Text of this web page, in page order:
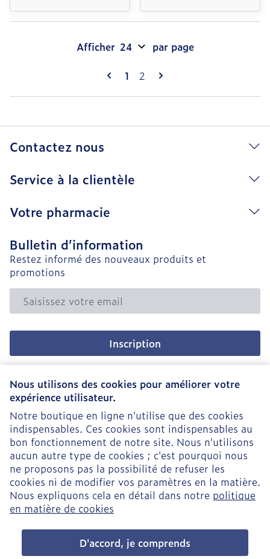
Nous utilisons des cookies pour améliorer votre
expérience utilisateur.
Notre boutique en ligne n'utilise que des cookies
indispensables. Ces cookies sont indispensables au
bon fonctionnement de notre site. Nous n'utilisons
aucun autre type de cookies ; c'est pourquoi nous
ne proposons pas la possibilité de refuser les
cookies ni de modifier vos paramètres en la matière.
Nous expliquons cela en détail dans notre politique
en matière de cookies
D'accord, je comprends
Pages
Vous lisez actuellement la
1 Page
2
Afficher par page
Contactez nous
Service à la clientèle
Votre pharmacie
Bulletin d’information
Restez informé des nouveaux produits et
promotions
Adresse mail
Inscription
En cliquant sur s'abonner, vous vous abonnez à notre
newsletter et acceptez notrepolitique de confidentialité
Liens légaux